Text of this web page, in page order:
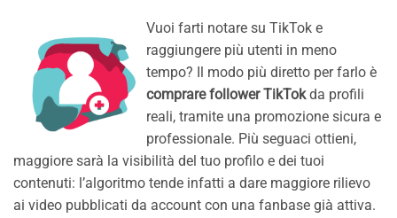
Vuoi farti notare su TikTok e
raggiungere più utenti in meno
tempo? Il modo più diretto per farlo è
comprare follower TikTokda profili
reali, tramite una promozione sicura e
professionale. Più seguaci ottieni,
maggiore sarà la visibilità del tuo profilo e dei tuoi
contenuti: l’algoritmo tende infatti a dare maggiore rilievo
ai video pubblicati da account con una fanbase già attiva.